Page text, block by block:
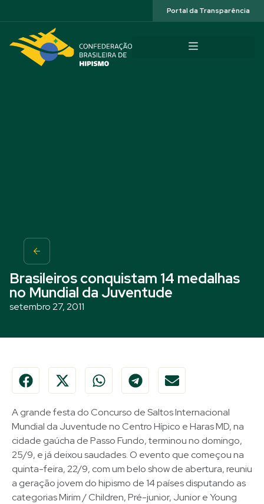
Portal da Transparência
Brasileiros conquistam 14 medalhas
no Mundial da Juventude
setembro 27, 2011
A grande festa do Concurso de Saltos Internacional
Mundial da Juventude no Centro Hípico e Haras MD, na
cidade gaúcha de Passo Fundo, terminou no domingo,
25/9, e já deixou saudades. O evento que começou na
quinta-feira, 22/9, com um belo show de abertura, reuniu
a geração jovem do hipismo de 14 países disputando as
categorias Mirim / Children, Pré-junior, Junior e Young